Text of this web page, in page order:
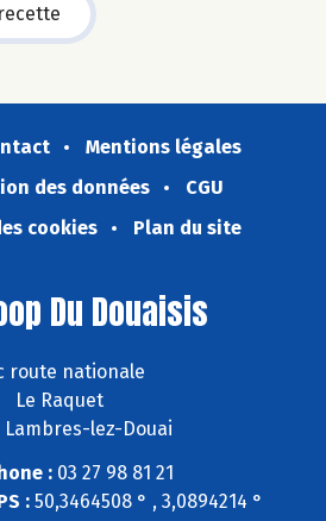
Mentions légales
des données
CGU
cookies
Plan du site
Du Douaisis
route nationale
Le Raquet
Lambres-lez-Douai
:03 27 98 81 21
: 50,3464508 ° , 3,0894214 °